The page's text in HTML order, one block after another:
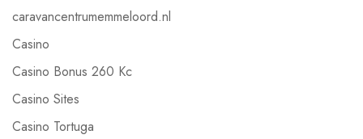
caravancentrumemmeloord.nl
Casino
Casino Bonus 260 Kc
Casino Sites
Casino Tortuga